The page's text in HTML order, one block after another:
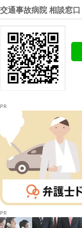
交通事故病院 相談窓口